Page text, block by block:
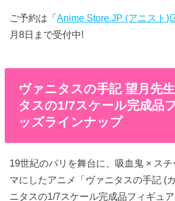
ご予約は「Anime Store.JP (アニスト)
月8日まで受付中!
ヴァニタスの手記 望月先
タスの1/7スケール完成品
ッズラインナップ
19世紀のパリを舞台に、吸血鬼 × ス
マにしたアニメ「ヴァニタスの手記 (
ニタスの1/7スケール完成品フィギュ